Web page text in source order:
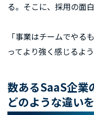
る。そこに、採用の面
「事業はチームでやる
ってより強く感じるよ
数あるSaaS企
どのような違い